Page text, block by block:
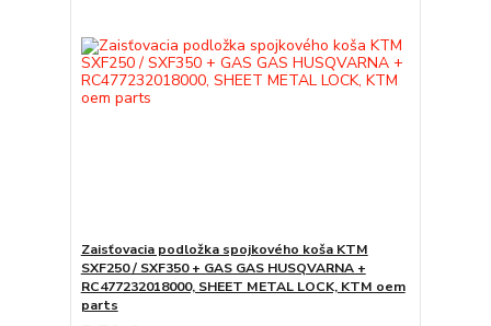
Zaisťovacia podložka spojkového koša KTM
SXF250 / SXF350 + GAS GAS HUSQVARNA +
RC477232018000, SHEET METAL LOCK, KTM oem
parts